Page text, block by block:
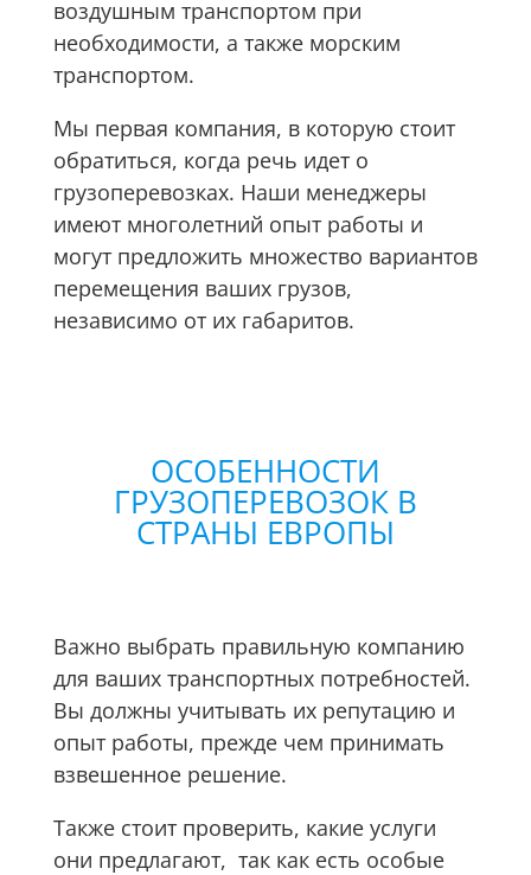
воздушным транспортом при
необходимости, а также морским
транспортом.
Мы первая компания, в которую стоит
обратиться, когда речь идет о
грузоперевозках. Наши менеджеры
имеют многолетний опыт работы и
могут предложить множество вариантов
перемещения ваших грузов,
независимо от их габаритов.
ОСОБЕННОСТИ
ГРУЗОПЕРЕВОЗОК В
СТРАНЫ ЕВРОПЫ
Важно выбрать правильную компанию
для ваших транспортных потребностей.
Вы должны учитывать их репутацию и
опыт работы, прежде чем принимать
взвешенное решение.
Также стоит проверить, какие услуги
они предлагают, так как есть особые